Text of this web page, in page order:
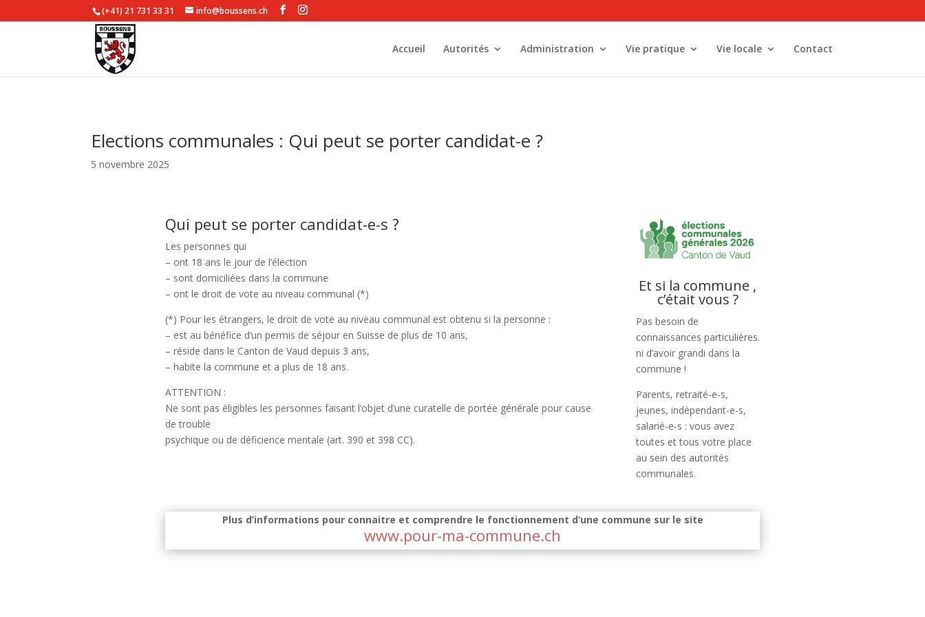
(+41) 21 731 33 31 info@boussens.ch
Accueil Autorités Administration Vie pratique Vie locale Contact
Elections communales : Qui peut se porter candidat-e ?
5 novembre 2025
Qui peut se porter candidat-e-s ?
Les personnes qui
– ont 18 ans le jour de l’élection
– sont domiciliées dans la commune
– ont le droit de vote au niveau communal (*)
(*) Pour les étrangers, le droit de vote au niveau communal est obtenu si la personne :
– est au bénéfice d’un permis de séjour en Suisse de plus de 10 ans,
– réside dans le Canton de Vaud depuis 3 ans,
– habite la commune et a plus de 18 ans.
ATTENTION :
Ne sont pas éligibles les personnes faisant l’objet d’une curatelle de portée générale pour cause
de trouble
psychique ou de déficience mentale (art. 390 et 398 CC).
Et si la commune ,
c’était vous ?
Pas besoin de
connaissances particulières.
ni d’avoir grandi dans la
commune !
Parents, retraité-e-s,
jeunes, indépendant-e-s,
salarié-e-s : vous avez
toutes et tous votre place
au sein des autorités
communales.
Plus d’informations pour connaitre et comprendre le fonctionnement d’une commune sur le site
www.pour-ma-commune.ch